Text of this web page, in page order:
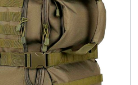
Сумки для ноутбуков
Сумки-тележки хозяйственные
Сумки-рюкзаки на колёсах
Сумки детские
Рюкзаки